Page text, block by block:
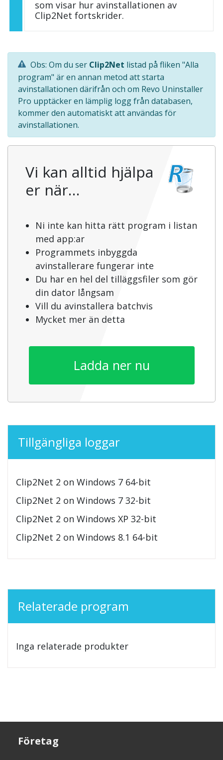
som visar hur avinstallationen av
Clip2Net fortskrider.
Obs: Om du ser Clip2Net listad på fliken "Alla
program" är en annan metod att starta
avinstallationen därifrån och om Revo Uninstaller
Pro upptäcker en lämplig logg från databasen,
kommer den automatiskt att användas för
avinstallationen.
Vi kan alltid hjälpa
er när…
Ni inte kan hitta rätt program i listan
med app:ar
Programmets inbyggda
avinstallerare fungerar inte
Du har en hel del tilläggsfiler som gör
din dator långsam
Vill du avinstallera batchvis
Mycket mer än detta
Ladda ner nu
Tillgängliga loggar
Clip2Net 2 on Windows 7 64-bit
Clip2Net 2 on Windows 7 32-bit
Clip2Net 2 on Windows XP 32-bit
Clip2Net 2 on Windows 8.1 64-bit
Relaterade program
Inga relaterade produkter
Företag